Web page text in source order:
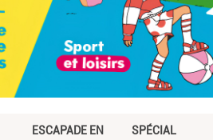
ESCAPADE EN SPÉCIAL